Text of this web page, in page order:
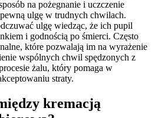
na pożegnanie i uczczenie
ulgę w trudnych chwilach.
ulgę wiedząc, że ich pupil
i godnością po śmierci. Często
które pozwalają im na wyrażenie
wspólnych chwil spędzonych z
żalu, który pomaga w
straty.
kremacją